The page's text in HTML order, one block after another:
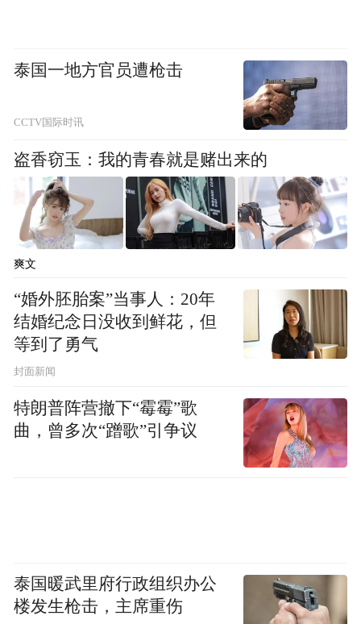
为了检验本次特训营效果，儒警联盟队员们
内，实地开展联合巡逻、联合检查、联合宣
传等一系列守护活动，让商户们感到平安就
在身边。
步强化了儒警联盟队伍建设，实现了百姓平
安和社会和谐的有机统一，赢得了广大商户
泰国一地方官员遭枪击
CCTV国际时讯
盗香窃玉：我的青春就是赌出来的
爽文
“婚外胚胎案”当事人：20年
结婚纪念日没收到鲜花，但
等到了勇气
封面新闻
特朗普阵营撤下“霉霉”歌
曲，曾多次“蹭歌”引争议
泰国暖武里府行政组织办公
楼发生枪击，主席重伤